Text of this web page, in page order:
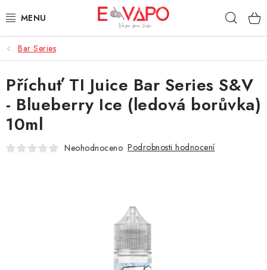
na
3D TISK
TIPY ZA DOBROU CENU
AROMATA A PŘÍCHUTĚ
BÁZE
Bar Series
Příchuť TI Juice Bar Series S&V
- Blueberry Ice (ledová borůvka)
10ml
Neohodnoceno Podrobnosti hodnocení